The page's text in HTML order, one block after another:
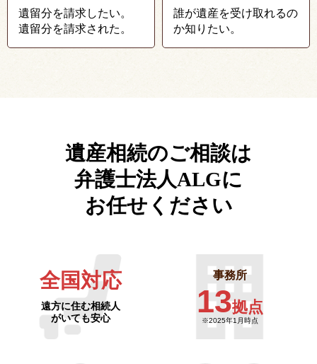
遺留分を請求したい。
遺留分を請求された。
誰が遺産を受け取れるの
か知りたい。
遺産相続のご相談は
弁護士法人ALGに
お任せください
全国対応
遠方に住む相続人
がいても安心
事務所
13拠点
※2025年1月時点